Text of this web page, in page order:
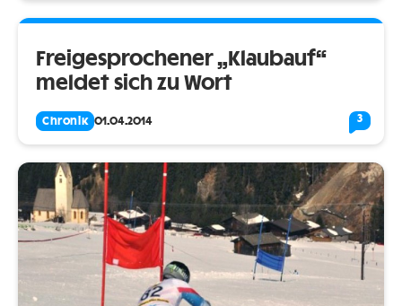
Freigesprochener „Klaubauf“
meldet sich zu Wort
Chronik 01.04.2014 3